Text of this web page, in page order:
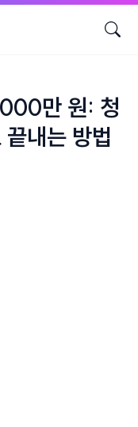
만 원: 청
내는 방법